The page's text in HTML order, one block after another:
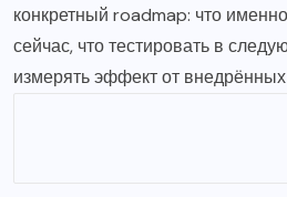
конкретный roadmap: что
сейчас, что тестировать в
измерять эффект от